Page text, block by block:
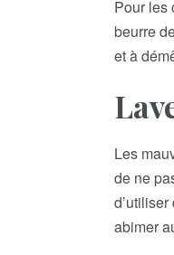
Pour les
beurre
et à
Les
de ne
abimer